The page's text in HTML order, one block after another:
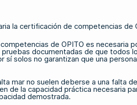
la certificación de competencias
de OPITO es necesaria
documentadas de que todos
sí solos no garantizan que una
mar no suelen deberse a una falta
de la capacidad práctica necesaria
demostrada.